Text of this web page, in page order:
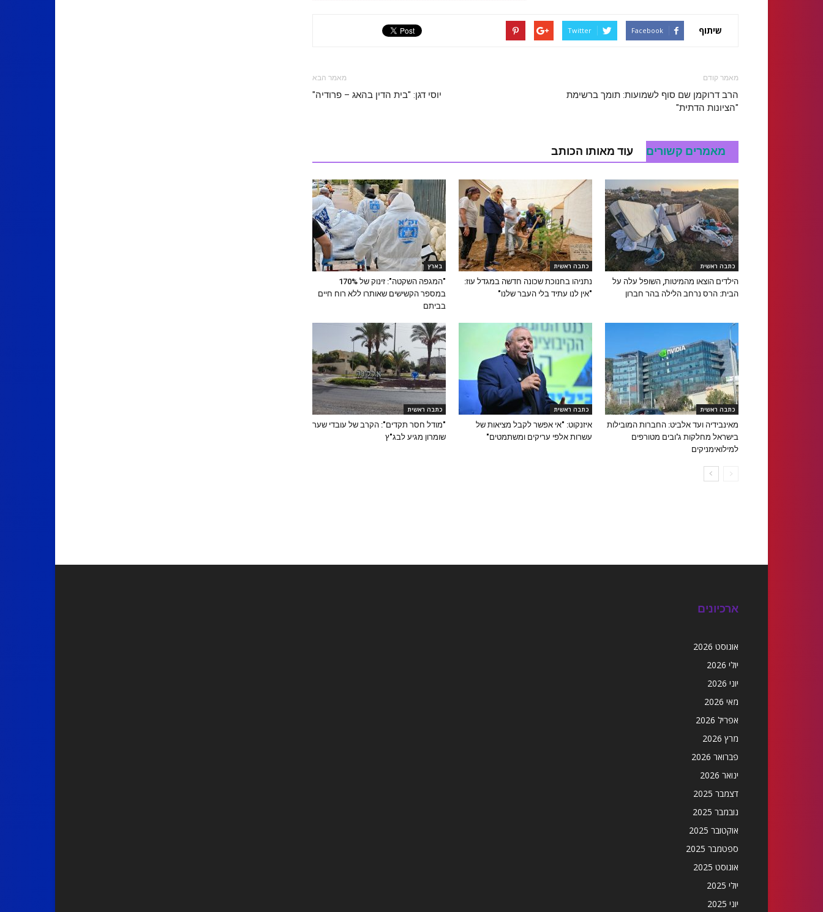
שיתוף Facebook
Twitter
מאמר קודם
הרב דרוקמן שם סוף לשמועות: תומך ברשימת
"הציונות הדתית"
מאמר הבא
יוסי דגן: "בית הדין בהאג – פרודיה"
מאמרים קשורים עוד מאותו הכותב
כתבה ראשית
הילדים הוצאו מהמיטות, השופל עלה על
הבית: הרס נרחב הלילה בהר חברון
כתבה ראשית
נתניהו בחנוכת שכונה חדשה במגדל עוז:
"אין לנו עתיד בלי העבר שלנו"
בארץ
"המגפה השקטה": זינוק של 170%
במספר הקשישים שאותרו ללא רוח חיים
בביתם
כתבה ראשית
מאינבידיה ועד אלביט: החברות המובילות
בישראל מחלקות ג'ובים מטורפים
למילואימניקים
כתבה ראשית
איזנקוט: "אי אפשר לקבל מציאות של
עשרות אלפי עריקים ומשתמטים"
כתבה ראשית
"מודל חסר תקדים": הקרב של עובדי שער
שומרון מגיע לבג"ץ
ארכיונים
אוגוסט 2026
יולי 2026
יוני 2026
מאי 2026
אפריל 2026
מרץ 2026
פברואר 2026
ינואר 2026
דצמבר 2025
נובמבר 2025
אוקטובר 2025
ספטמבר 2025
אוגוסט 2025
יולי 2025
יוני 2025